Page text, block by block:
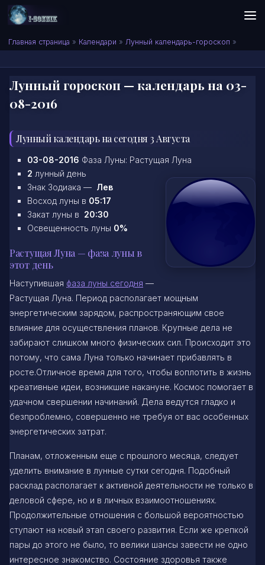
Skip to content
Сонник I-SONNIK.COM
Главная страница » Календари » Лунный календарь-гороскоп »
Лунный гороскоп — календарь на 03-
08-2016
Лунный календарь на сегодня 3 Августа
03-08-2016 Фаза Луны: Растущая Луна
2 лунный день
Знак Зодиака — Лев
Восход луны в 05:17
Закат луны в 20:30
Освещенность луны 0%
Растущая Луна — фаза луны в
этот день
Наступившая фаза луны сегодня —
Растущая Луна. Период располагает мощным
энергетическим зарядом, распространяющим свое
влияние для осуществления планов. Крупные дела не
забирают слишком много физических сил. Происходит это
потому, что сама Луна только начинает прибавлять в
росте.Отличное время для того, чтобы воплотить в жизнь
креативные идеи, возникшие накануне. Космос помогает в
удачном свершении начинаний. Дела ведутся гладко и
безпроблемно, совершенно не требуя от вас особенных
энергетических затрат.
Планам, отложенным еще с прошлого месяца, следует
уделить внимание в лунные сутки сегодня. Подобный
расклад располагает к активной деятельности не только в
деловой сфере, но и в личных взаимоотношениях.
Продолжительные отношения с большой вероятностью
ступают на новый этап своего развития. Если же крепкой
пары до этого не было, то велики шансы завести не одно
интересное знакомство. Состояние здоровья также